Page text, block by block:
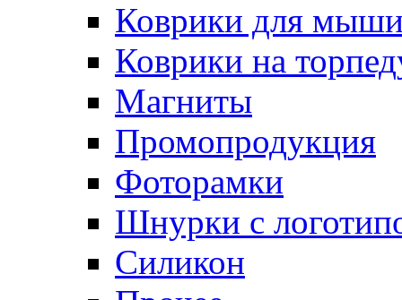
Коврики для
Коврики на
Магниты
Промопродукция
Фоторамки
Шнурки с
Силикон